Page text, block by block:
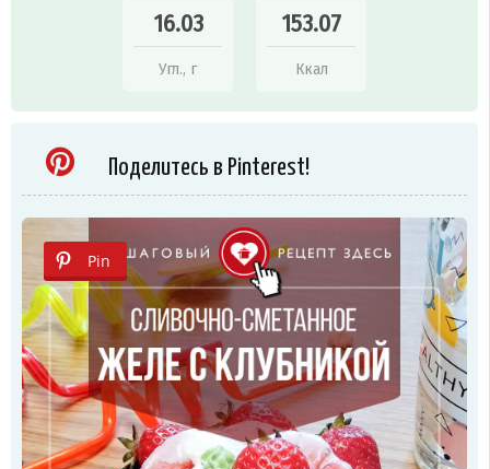
16.03
Угл., г
153.07
Ккал
Поделитесь в Pinterest!
Pin